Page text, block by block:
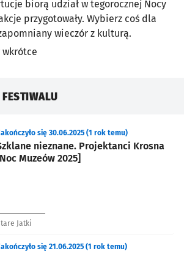
biorą udział w tegorocznej Nocy
przygotowały. Wybierz coś dla
wieczór z kulturą.
wkrótce
FESTIWALU
nieznane. Projektanci Krosna
Muzeów 2025]
się 30.06.2025 (1 rok temu)
Jatki
się 21.06.2025 (1 rok temu)